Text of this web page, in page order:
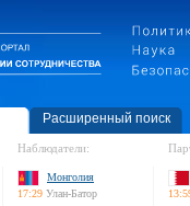
Расширенный поиск
Наблюдатели:
Монголия
17:29 Улан-Батор